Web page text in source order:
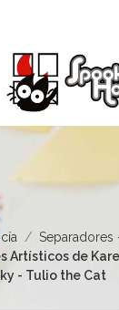
Separadores
Artísticos de
- Tulio the Cat